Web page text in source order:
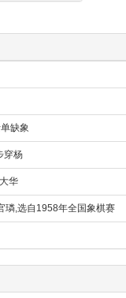
缺象
穿杨
华
璘,选自1958年全国象棋赛